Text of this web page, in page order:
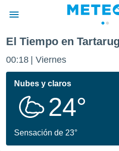
de
por
se
calidad.
a este
las
El Tiempo en
00:18 Viernes
Nubes y claros
24°
Sensación de 23°